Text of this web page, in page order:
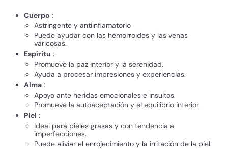
Cuerpo :
Astringente y antiinflamatorio
Puede ayudar con las hemorroides y las venas
varicosas.
Espíritu :
Promueve la paz interior y la serenidad.
Ayuda a procesar impresiones y experiencias.
Alma :
Apoyo ante heridas emocionales e insultos.
Promueve la autoaceptación y el equilibrio interior.
Piel :
Ideal para pieles grasas y con tendencia a
imperfecciones.
Puede aliviar el enrojecimiento y la irritación de la piel.